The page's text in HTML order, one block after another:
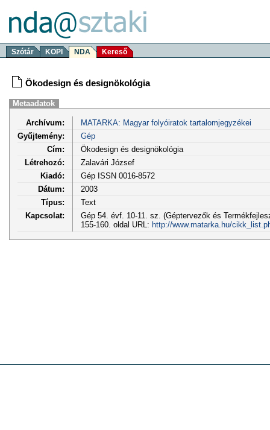
Szótár KOPI NDA Kereső
Ökodesign és designökológia
Metaadatok
Archívum:
MATARKA: Magyar folyóiratok tartalomjegyzékei
Gyűjtemény:
Gép
Cím:
Ökodesign és designökológia
Létrehozó:
Zalavári József
Kiadó:
Gép ISSN 0016-8572
Dátum:
2003
Típus:
Text
Kapcsolat:
Gép 54. évf. 10-11. sz. (Géptervezők és
155-160. oldal URL: http://www.matarka.hu/